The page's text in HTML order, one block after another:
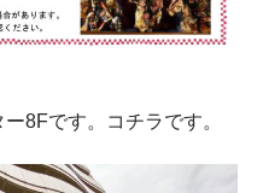
8Fです。コチラです。